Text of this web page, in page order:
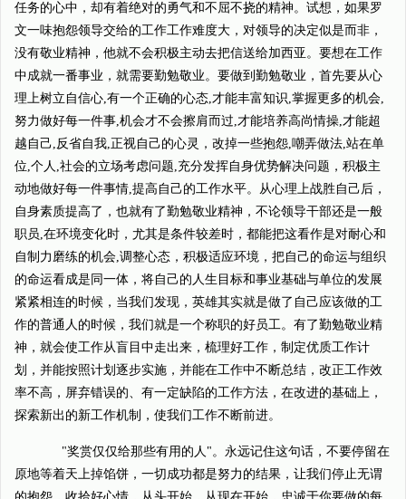
任务的心中，却有着绝对的勇气和不屈不挠的精神。试想，如果罗
文一味抱怨领导交给的工作工作难度大，对领导的决定似是而非，
没有敬业精神，他就不会积极主动去把信送给加西亚。要想在工作
中成就一番事业，就需要勤勉敬业。要做到勤勉敬业，首先要从心
理上树立自信心,有一个正确的心态,才能丰富知识,掌握更多的机会,
努力做好每一件事,机会才不会擦肩而过,才能培养高尚情操,才能超
越自己,反省自我,正视自己的心灵，改掉一些抱怨,嘲弄做法,站在单
位,个人,社会的立场考虑问题,充分发挥自身优势解决问题，积极主
动地做好每一件事情,提高自己的工作水平。从心理上战胜自己后，
自身素质提高了，也就有了勤勉敬业精神，不论领导干部还是一般
职员,在环境变化时，尤其是条件较差时，都能把这看作是对耐心和
自制力磨练的机会,调整心态，积极适应环境，把自己的命运与组织
的命运看成是同一体，将自己的人生目标和事业基础与单位的发展
紧紧相连的时候，当我们发现，英雄其实就是做了自己应该做的工
作的普通人的时候，我们就是一个称职的好员工。有了勤勉敬业精
神，就会使工作从盲目中走出来，梳理好工作，制定优质工作计
划，并能按照计划逐步实施，并能在工作中不断总结，改正工作效
率不高，屏弃错误的、有一定缺陷的工作方法，在改进的基础上，
探索新出的新工作机制，使我们工作不断前进。
"奖赏仅仅给那些有用的人"。永远记住这句话，不要停留在
原地等着天上掉馅饼，一切成功都是努力的结果，让我们停止无谓